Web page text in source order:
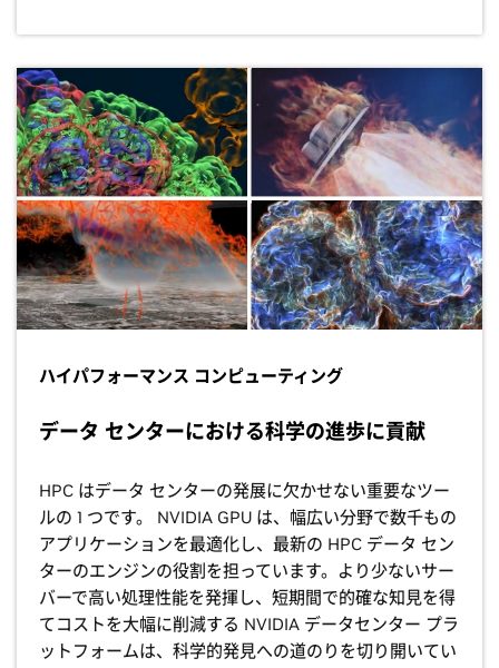
ハイパフォーマンス コンピューティング
データ センターにおける科学の進歩に貢献
HPC はデータ センターの発展に欠かせない重要なツー
ルの 1 つです。 NVIDIA GPU は、幅広い分野で数千もの
アプリケーションを最適化し、最新の HPC データ セン
ターのエンジンの役割を担っています。より少ないサー
バーで高い処理性能を発揮し、短期間で的確な知見を得
てコストを大幅に削減する NVIDIA データセンター プラ
ットフォームは、科学的発見への道のりを切り開いてい